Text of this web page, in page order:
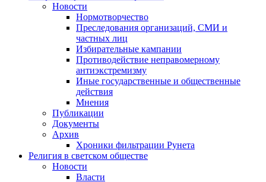
Новости
Нормотворчество
Преследования организаций, СМИ и
частных лиц
Избирательные кампании
Противодействие неправомерному
антиэкстремизму
Иные государственные и общественные
действия
Мнения
Публикации
Документы
Архив
Хроники фильтрации Рунета
Религия в светском обществе
Новости
Власти